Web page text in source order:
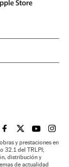
EL PAÍS BRASIL EN
EL PAÍSEL PAÍS
EL
y prestaciones en
32.1 del TRLPI;
distribución y
de actualidad